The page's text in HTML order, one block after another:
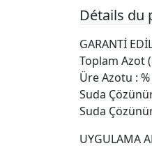
Détails du
GARANTİ
Toplam Azot
Üre Azotu :
Suda
Suda
UYGULAMA